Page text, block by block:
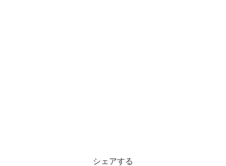
シェアする